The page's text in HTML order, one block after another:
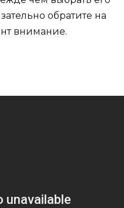
обратите на
внимание.